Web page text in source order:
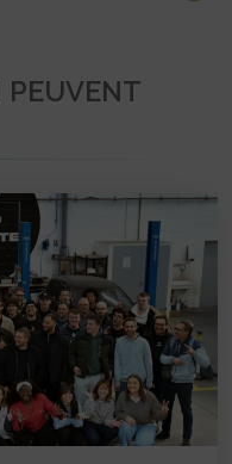
PEUVENT